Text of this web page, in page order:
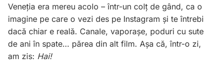
Veneția era mereu acolo – într-un colț de gând, ca o
imagine pe care o vezi des pe Instagram și te întrebi
dacă chiar e reală. Canale, vaporașe, poduri cu sute
de ani în spate… părea din alt film. Așa că, într-o zi,
am zis: Hai!